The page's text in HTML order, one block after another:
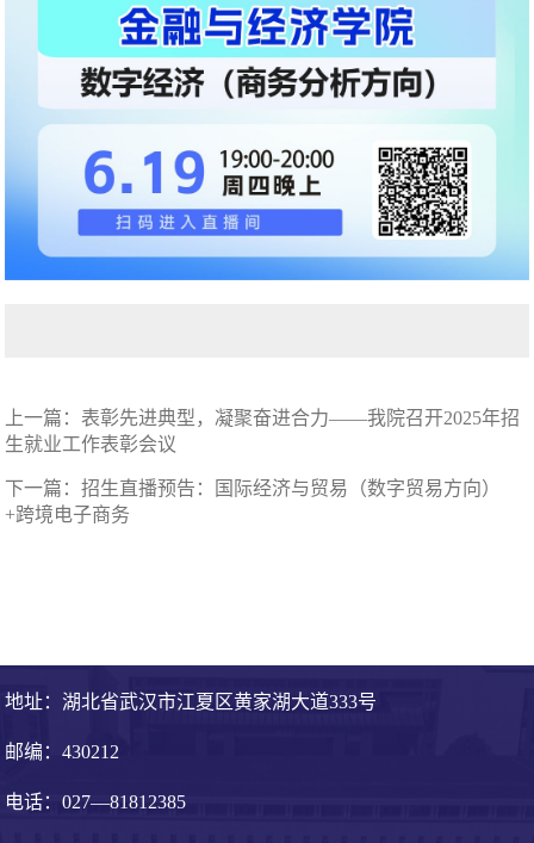
上一篇： 表彰先进典型，凝聚奋进合力——我院召开2025年招
生就业工作表彰会议
下一篇：招生直播预告：国际经济与贸易（数字贸易方向）
+跨境电子商务
地址：湖北省武汉市江夏区黄家湖大道333号
邮编：430212
电话：027—81812385